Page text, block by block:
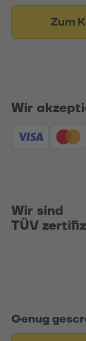
Zum
Wir
Wir sind
TÜV
Genug